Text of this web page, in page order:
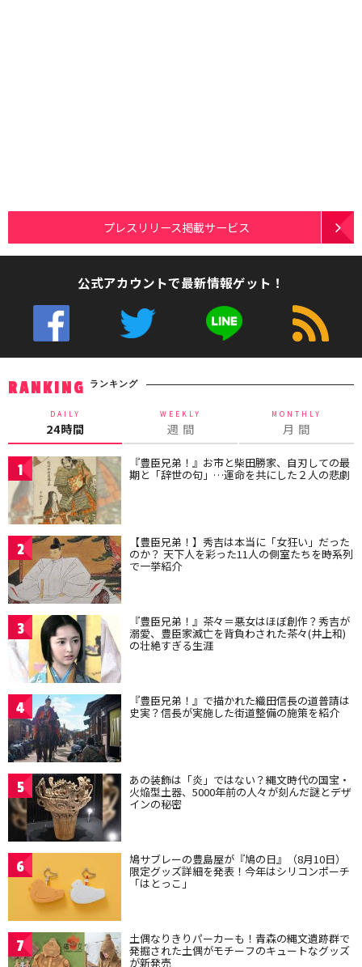
プレスリリース掲載サービス
公式アカウントで最新情報ゲット！
RANKING ランキング
DAILY
24時間
WEEKLY
週 間
MONTHLY
月 間
1 『豊臣兄弟！』お市と柴田勝家、自刃しての最
期と「辞世の句」…運命を共にした２人の悲劇
2 【豊臣兄弟！】秀吉は本当に「女狂い」だった
のか？ 天下人を彩った11人の側室たちを時系列
で一挙紹介
3 『豊臣兄弟！』茶々＝悪女はほぼ創作？秀吉が
溺愛、豊臣家滅亡を背負わされた茶々(井上和)
の壮絶すぎる生涯
4 『豊臣兄弟！』で描かれた織田信長の道普請は
史実？信長が実施した街道整備の施策を紹介
5 あの装飾は「炎」ではない？縄文時代の国宝・
火焔型土器、5000年前の人々が刻んだ謎とデザ
インの秘密
6 鳩サブレーの豊島屋が『鳩の日』（8月10日）
限定グッズ詳細を発表！今年はシリコンポーチ
「はとっこ」
7 土偶なりきりパーカーも！青森の縄文遺跡群で
発掘された土偶がモチーフのキュートなグッズ
が新発売